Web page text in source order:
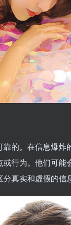
的。在信息爆
行为。他们可
真实和虚假的信